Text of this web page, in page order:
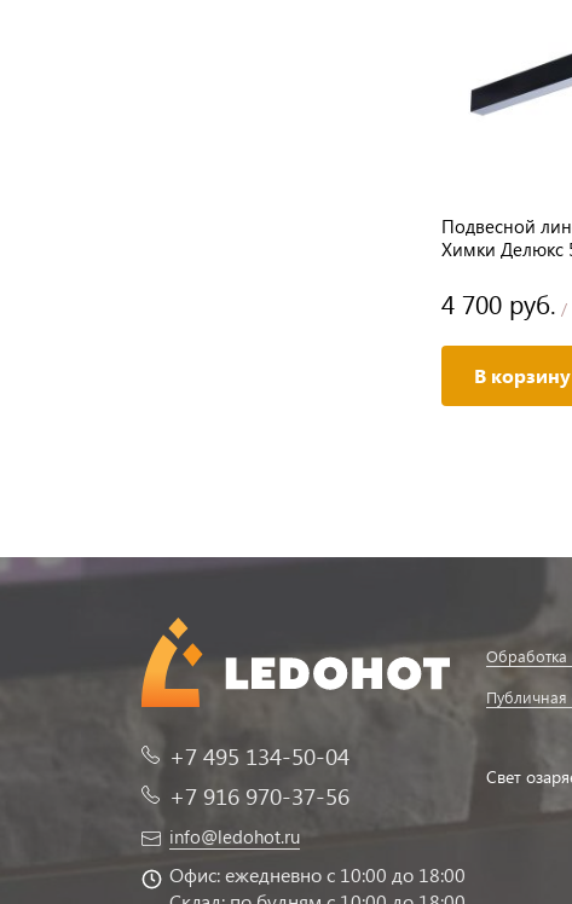
Подвесной
Химки Делюкс
4 700 руб. /
В корзину
+7 495 134-50-04
+7 916 970-37-56
info@ledohot.ru
Офис: ежедневно с 10:00 до 18:00
Публичная
Свет